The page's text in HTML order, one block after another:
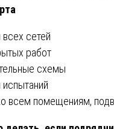
сетей
работ
схемы
всем помещениям,